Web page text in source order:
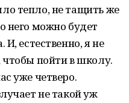
тепло, не тащить же
него можно будет
И, естественно, я не
чтобы пойти в школу.
уже четверо.
не такой уж